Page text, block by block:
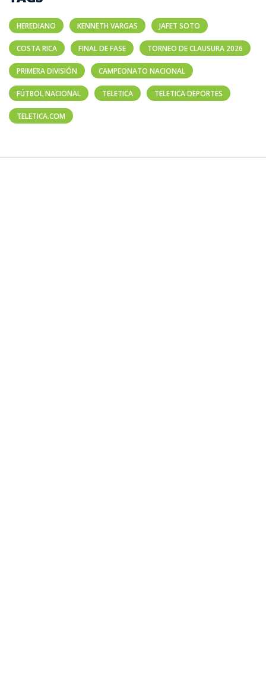
HEREDIANO KENNETH VARGAS JAFET SOTO
COSTA RICA FINAL DE FASE TORNEO DE CLAUSURA 2026
PRIMERA DIVISIÓN CAMPEONATO NACIONAL
FÚTBOL NACIONAL TELETICA TELETICA DEPORTES
TELETICA.COM